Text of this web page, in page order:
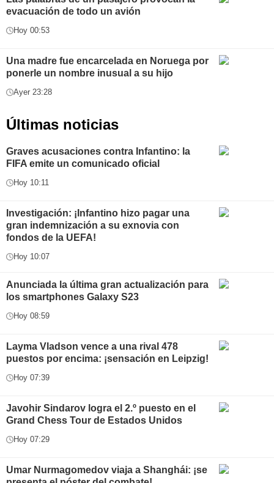
evacuación de todo un avión
Hoy 00:53
Una madre fue encarcelada en Noruega por
ponerle un nombre inusual a su hijo
Ayer 23:28
Últimas noticias
Graves acusaciones contra Infantino: la
FIFA emite un comunicado oficial
Hoy 10:11
Investigación: ¡Infantino hizo pagar una
gran indemnización a su exnovia con
fondos de la UEFA!
Hoy 10:07
Anunciada la última gran actualización para
los smartphones Galaxy S23
Hoy 08:59
Layma Vladson vence a una rival 478
puestos por encima: ¡sensación en Leipzig!
Hoy 07:39
Javohir Sindarov logra el 2.º puesto en el
Grand Chess Tour de Estados Unidos
Hoy 07:29
Umar Nurmagomedov viaja a Shanghái: ¡se